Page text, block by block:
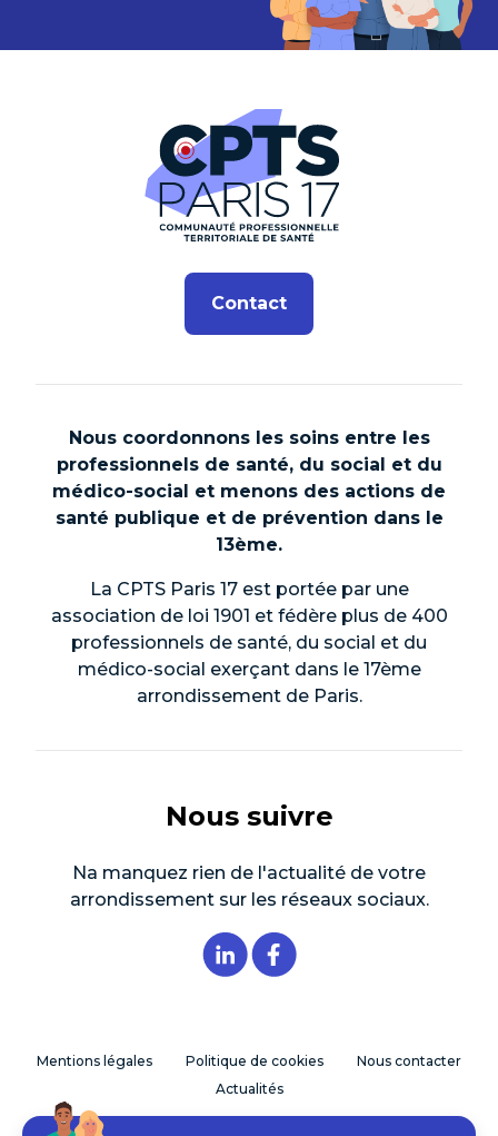
Contact
Nous coordonnons les soins entre les
professionnels de santé, du social et du
médico-social et menons des actions de
santé publique et de prévention dans le
13ème.
La CPTS Paris 17 est portée par une
association de loi 1901 et fédère plus de 400
professionnels de santé, du social et du
médico-social exerçant dans le 17ème
arrondissement de Paris.
Nous suivre
Na manquez rien de l'actualité de votre
arrondissement sur les réseaux sociaux.
Mentions légales Politique de cookies
Nous contacter
Actualités